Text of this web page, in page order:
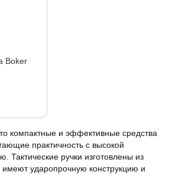
Boker
компактные и эффективные средства
практичность с высокой
Тактические ручки изготовлены из
имеют ударопрочную конструкцию и